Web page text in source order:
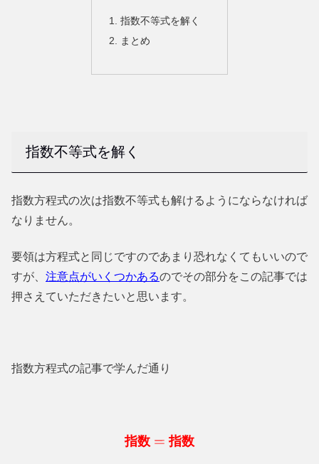
指数不等式を解く
まとめ
指数不等式を解く
指数方程式の次は指数不等式も解けるようにならなければ
なりません。
要領は方程式と同じですのであまり恐れなくてもいいので
すが、 注意点がいくつかあるのでその部分をこの記事では
押さえていただきたいと思います。
指数方程式の記事で学んだ通り
指数 = 指数